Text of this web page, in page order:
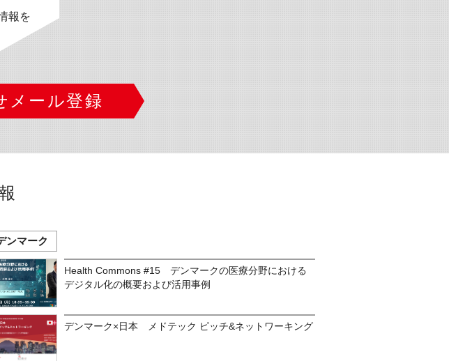
報を
メール登録
ンマーク
Health Commons #15 デンマークの医療分野における
デジタル化の概要および活用事例
デンマーク×日本 メドテック ピッチ&ネットワーキング